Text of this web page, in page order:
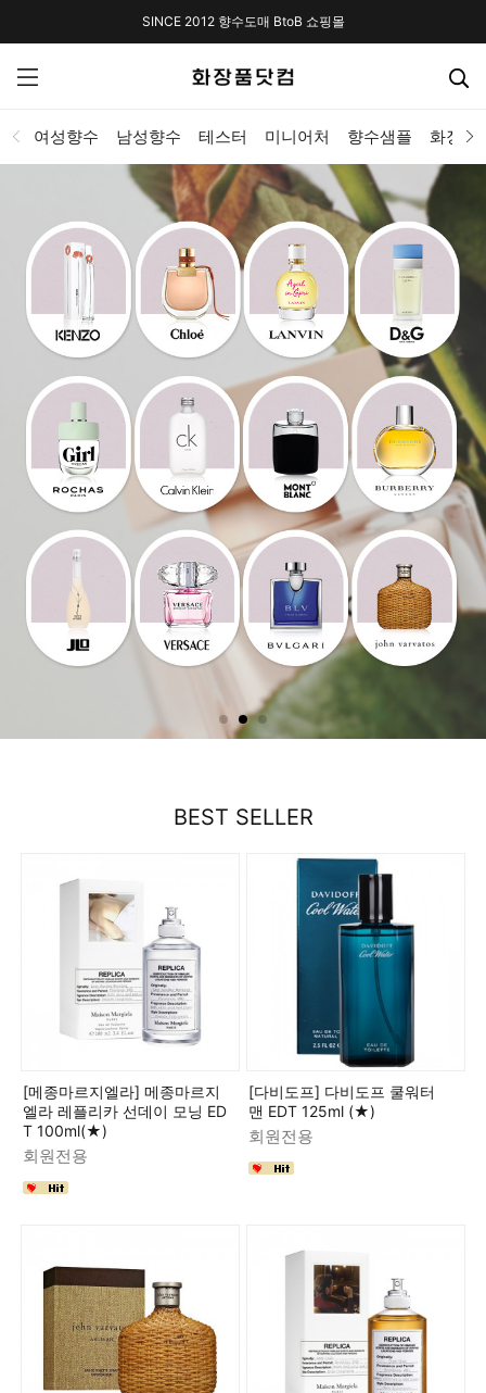
SINCE 2012 향수도매 BtoB 쇼핑몰
여성향수 남성향수 테스터 미니어처 향수샘플 화장품
BEST SELLER
[메종마르지엘라] 메종마르지
엘라 레플리카 선데이 모닝 ED
T 100ml(★)
회원전용
[다비도프] 다비도프 쿨워터
맨 EDT 125ml (★)
회원전용